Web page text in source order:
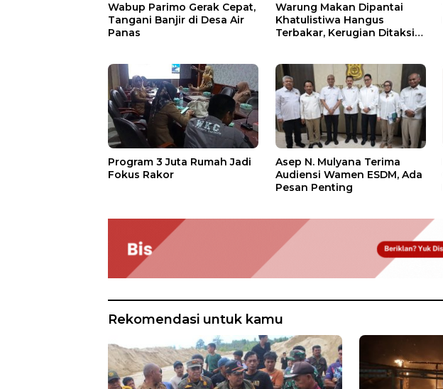
Wabup Parimo Gerak Cepat,
Tangani Banjir di Desa Air
Panas
Warung Makan Dipantai
Khatulistiwa Hangus
Terbakar, Kerugian Ditaksir
Program 3 Juta Rumah Jadi
Fokus Rakor
Asep N. Mulyana Terima
Audiensi Wamen ESDM, Ada
Pesan Penting
Rekomendasi untuk kamu